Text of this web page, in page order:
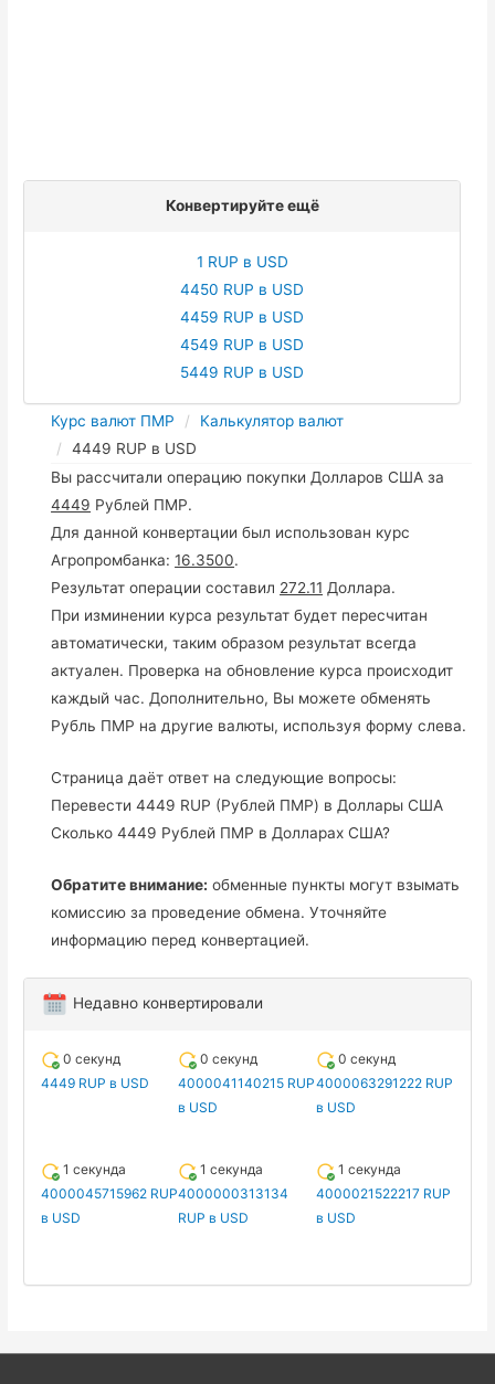
Конвертируйте ещё
1 RUP в USD
4450 RUP в USD
4459 RUP в USD
4549 RUP в USD
5449 RUP в USD
Курс валют ПМР
Калькулятор валют
4449 RUP в USD
Вы рассчитали операцию покупки Долларов США за
4449 Рублей ПМР.
Для данной конвертации был использован курс
Агропромбанка:16.3500.
Результат операции составил 272.11 Доллара.
При изминении курса результат будет пересчитан
автоматически, таким образом результат всегда
актуален. Проверка на обновление курса происходит
каждый час. Дополнительно, Вы можете обменять
Рубль ПМР на другие валюты, используя форму слева.
Страница даёт ответ на следующие вопросы:
Перевести 4449 RUP (Рублей ПМР) в Доллары США
Сколько 4449 Рублей ПМР в Долларах США?
Обратите внимание: обменные пункты могут взымать
комиссию за проведение обмена. Уточняйте
информацию перед конвертацией.
Недавно конвертировали
0 секунд
4449 RUP в USD
0 секунд
4000041140215 RUP
в USD
0 секунд
4000063291222 RUP
в USD
1 секунда
4000045715962 RUP
в USD
1 секунда
4000000313134
RUP в USD
1 секунда
4000021522217 RUP
в USD